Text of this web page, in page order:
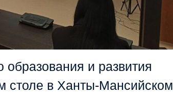
и развития
столе в Ханты-Мансийском